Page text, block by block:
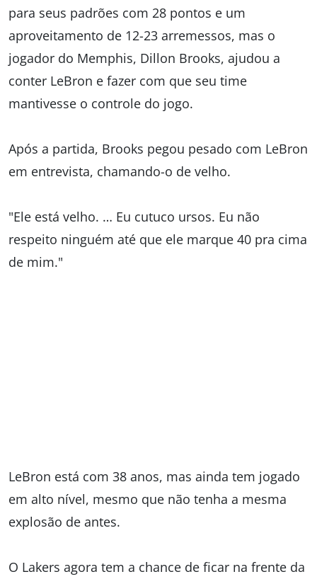
para seus padrões com 28 pontos e um
aproveitamento de 12-23 arremessos, mas o
jogador do Memphis, Dillon Brooks, ajudou a
conter LeBron e fazer com que seu time
mantivesse o controle do jogo.
Após a partida, Brooks pegou pesado com LeBron
em entrevista, chamando-o de velho.
"Ele está velho. … Eu cutuco ursos. Eu não
respeito ninguém até que ele marque 40 pra cima
de mim."
LeBron está com 38 anos, mas ainda tem jogado
em alto nível, mesmo que não tenha a mesma
explosão de antes.
O Lakers agora tem a chance de ficar na frente da